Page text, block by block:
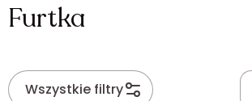
Furtka
Wszystkie filtry